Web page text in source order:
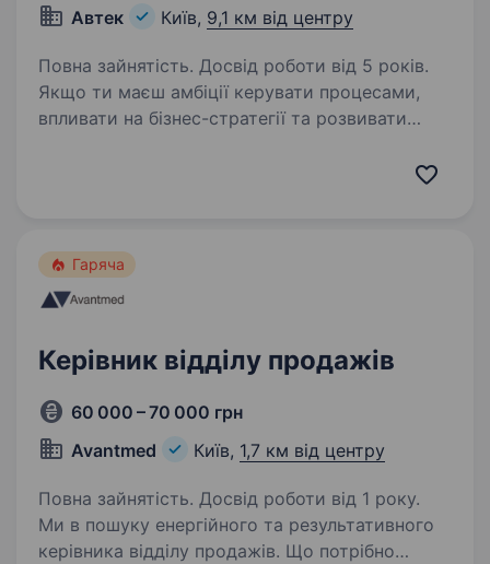
Автек Київ, 9,1 км від центру
Повна зайнятість. Досвід роботи від 5 років.
Якщо ти маєш амбіції керувати процесами,
впливати на бізнес-стратегії та розвивати
ми будемо раді бачити тебе у нашій команді
Гаряча
Керівник відділу продажів
60 000 – 70 000 грн
Avantmed
Київ, 1,7 км від центру
Повна зайнятість. Досвід роботи від 1 року.
Ми в пошуку енергійного та результативного
керівника відділу продажів. Що потрібно